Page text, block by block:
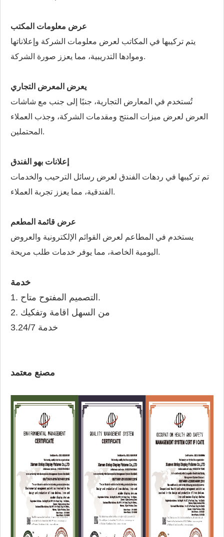
عرض معلومات المكتب
يتم تركيبها في المكاتب لعرض معلومات الشركة وإعلاناتها
وموادها التدريبية، مما يعزز صورة الشركة.
يعرض المعرض التجاري
تُستخدم في المعارض التجارية، جنبًا إلى جنب مع شاشات
العرض لعرض ميزات المنتج ومقدمات الشركة، وجذب العملاء
المحتملين.
إعلانات بهو الفندق
تم تركيبها في ردهات الفندق لعرض رسائل الترحيب والخدمات
الفندقية، مما يعزز تجربة العملاء.
عرض قائمة المطعم
يستخدم في المطاعم لعرض القوائم الإلكترونية والعروض
اليومية الخاصة، مما يوفر خدمات طلب مريحة.
خدمة
1. التصميم المفتوح متاح.
2. من السهل اقامة وتفكيك
خدمة 3.24/7
مصنع معتمد